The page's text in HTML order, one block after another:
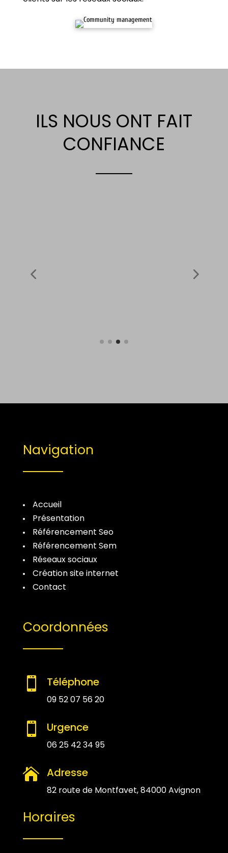
ILS NOUS ONT FAIT
CONFIANCE
Navigation
Accueil
Présentation
Référencement Seo
Référencement Sem
Réseaux sociaux
Création site internet
Contact
Coordonnées
 Téléphone
09 52 07 56 20
 Urgence
06 25 42 34 95
 Adresse
82 route de Montfavet, 84000 Avignon
Horaires